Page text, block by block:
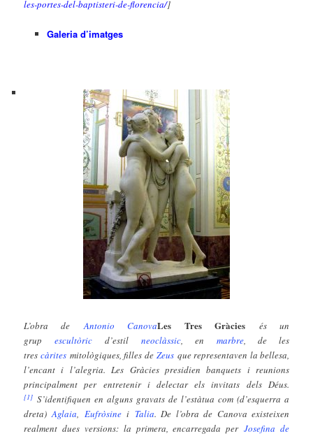
les-portes-del-baptisteri-de-florencia/]
Galeria d’imatges
L’obra deAntonio CanovaLes Tres Gràcies és un
grupescultòric d’estilneoclàssic, enmarbre, de les
trescàrites mitològiques, filles deZeus que representaven la bellesa,
l’encant i l’alegria. Les Gràcies presidien banquets i reunions
principalment per entretenir i delectar els invitats dels Déus.
[1] S’identifiquen en alguns gravats de l’estàtua com (d’esquerra a
dreta)Aglaia, Eufròsinei Talia. De l’obra de Canova existeixen
realment dues versions: la primera, encarregada perJosefina de